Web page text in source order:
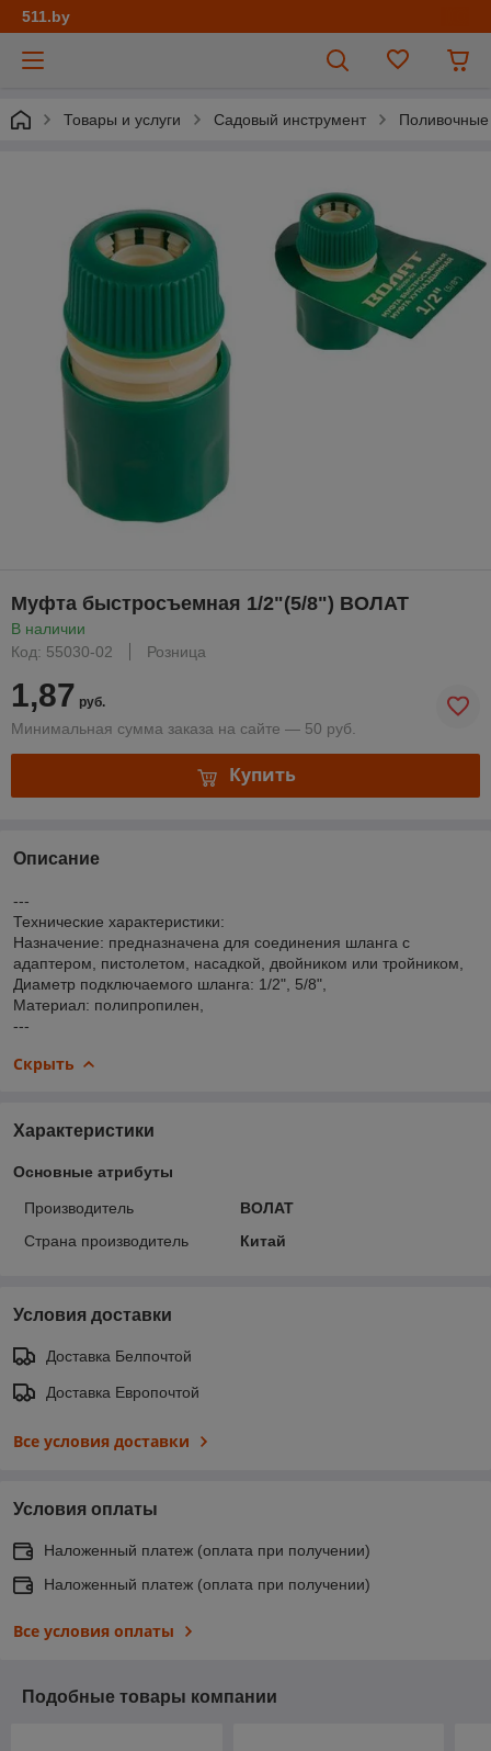
511.by
Товары и услуги Садовый инструмент
Муфта быстросъемная 1/2"(5/8") ВОЛАТ
В наличии
Код: 55030-02
Розница
1,87 руб.
Минимальная сумма заказа на сайте — 50 руб.
Купить
Описание
---
Технические характеристики:
Назначение: предназначена для соединения шланга с
адаптером, пистолетом, насадкой, двойником или тройником,
Диаметр подключаемого шланга: 1/2", 5/8",
Материал: полипропилен,
---
Скрыть
Характеристики
Основные атрибуты
Производитель
ВОЛАТ
Страна производитель
Китай
Условия доставки
Доставка Белпочтой
Доставка Европочтой
Все условия доставки
Условия оплаты
Наложенный платеж (оплата при получении)
Наложенный платеж (оплата при получении)
Все условия оплаты
Подобные товары компании